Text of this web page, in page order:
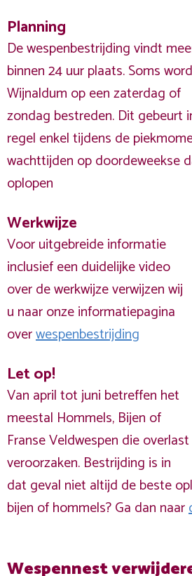
Planning
De wespenbestrijding vindt
binnen 24 uur plaats. Soms
Wijnaldum op een zaterdag of
zondag bestreden. Dit gebeurt
regel enkel tijdens de
wachttijden op doordeweekse
oplopen
Werkwijze
Voor uitgebreide informatie
inclusief een duidelijke video
over de werkwijze verwijzen wij
u naar onze informatiepagina
overwespenbestrijding
Let op!
Van april tot juni betreffen het
meestal Hommels, Bijen of
Franse Veldwespen die overlast
veroorzaken. Bestrijding is in
dat geval niet altijd de beste
bijen of hommels? Ga dan naar
Wespennest